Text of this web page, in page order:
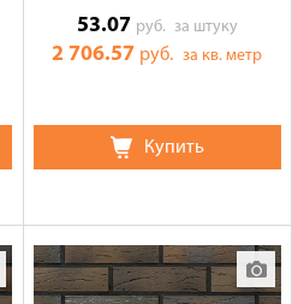
53.07 руб. за штуку
2 706.57 руб.за кв. метр
Купить